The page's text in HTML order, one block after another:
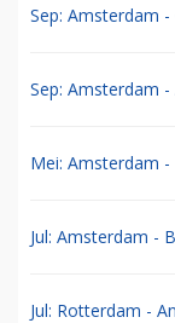
Sep: Amsterdam
Sep: Amsterdam
Mei: Amsterdam
Jul: Amsterdam -
Jul: Rotterdam -